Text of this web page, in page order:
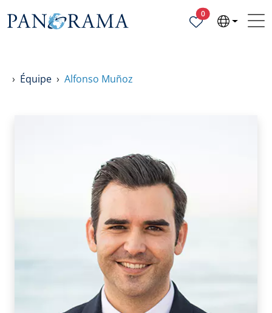
0Propriétés
Équipe Alfonso Muñoz